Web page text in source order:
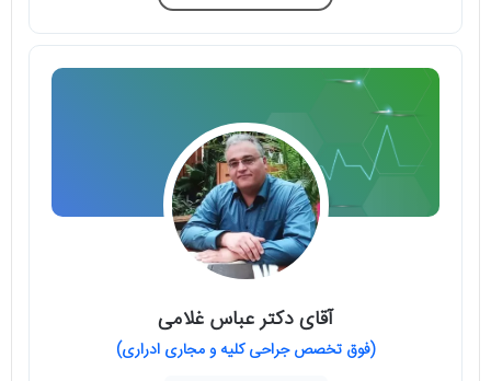
آقای دکتر عباس غلامی
(فوق تخصص جراحی کلیه و مجاری ادراری)